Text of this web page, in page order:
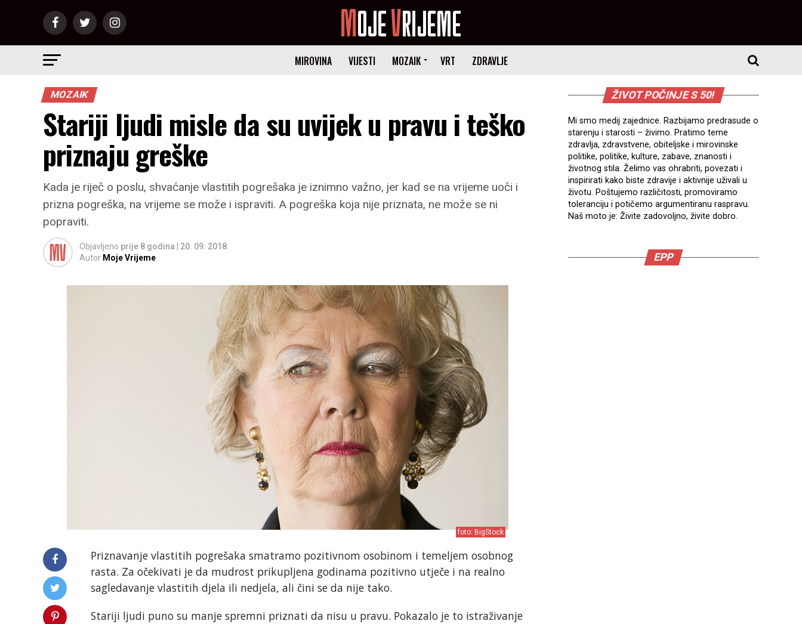
MIROVINA VIJESTI MOZAIK VRT ZDRAVLJE
MOZAIK
Stariji ljudi misle da su uvijek u pravu i teško
priznaju greške
Kada je riječ o poslu, shvaćanje vlastitih pogrešaka je iznimno važno, jer kad se na vrijeme uoči i
prizna pogreška, na vrijeme se može i ispraviti. A pogreška koja nije priznata, ne može se ni
popraviti.
Objavljeno prije 8 godina
20. 09. 2018.
Autor Moje Vrijeme
foto: BigStock
Priznavanje vlastitih pogrešaka smatramo pozitivnom osobinom i temeljem osobnog
rasta. Za očekivati je da mudrost prikupljena godinama pozitivno utječe i na realno
sagledavanje vlastitih djela ili nedjela, ali čini se da nije tako.
Stariji ljudi puno su manje spremni priznati da nisu u pravu. Pokazalo je to istraživanje
ŽIVOT POČINJE S 50!
Mi smo medij zajednice. Razbijamo predrasude o
starenju i starosti – živimo. Pratimo teme
zdravlja, zdravstvene, obiteljske i mirovinske
politike, politike, kulture, zabave, znanosti i
životnog stila. Želimo vas ohrabriti, povezati i
inspirirati kako biste zdravije i aktivnije uživali u
životu. Poštujemo različitosti, promoviramo
toleranciju i potičemo argumentiranu raspravu.
Naš moto je: Živite zadovoljno, živite dobro.
EPP